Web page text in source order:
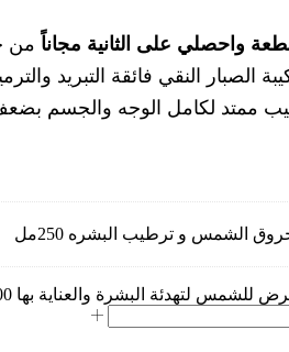
واحصلي على الثانية مجاناً من
الصبار النقي فائقة التبريد
ممتد لكامل الوجه والجسم
الشمس و ترطيب البشره 250مل